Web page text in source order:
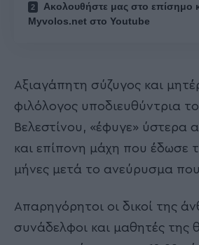
Ακολουθήστε μας στο επίσημο
Myvolos.net στο Youtube
Αξιαγάπητη σύζυγος και
φιλόλογος υποδιευθύντρια
Βελεστίνου, «έφυγε» ύστερα
και επίπονη μάχη που έδωσε
μήνες μετά το ανεύρυσμα
Απαρηγόρητοι οι δικοί της
συνάδελφοι και μαθητές της